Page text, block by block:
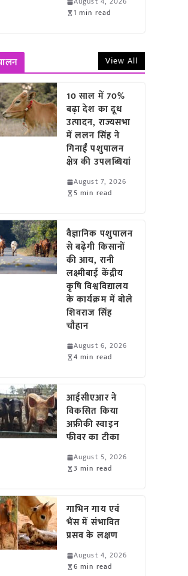
1 min read
View All
10 साल में 70%
बढ़ा देश का दूध
उत्पादन, राज्यसभा
में ललन सिंह ने
गिनाईं पशुपालन
क्षेत्र की उपलब्धियां
August 7, 2026
5 min read
वैज्ञानिक पशुपालन
से बढ़ेगी किसानों
की आय, रानी
लक्ष्मीबाई केंद्रीय
कृषि विश्वविद्यालय
के कार्यक्रम में बोले
शिवराज सिंह
चौहान
August 6, 2026
4 min read
आईसीएआर ने
विकसित किया
अफ्रीकी स्वाइन
फीवर का टीका
August 5, 2026
3 min read
गाभिन गाय एवं
भैंस में संभावित
प्रसव के लक्षण
August 4, 2026
6 min read